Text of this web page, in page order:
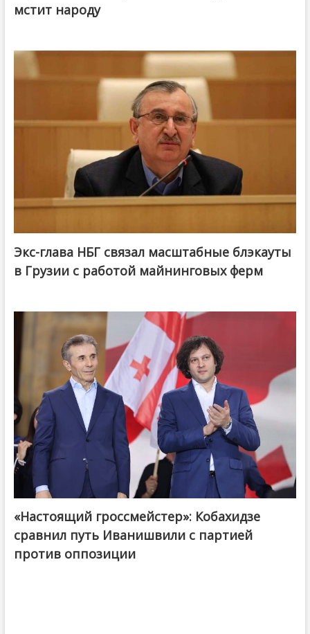
мстит народу
Экс-глава НБГ связал масштабные блэкауты
в Грузии с работой майнинговых ферм
@ქართული ოცნება / Georgian Dream
«Настоящий гроссмейстер»: Кобахидзе
сравнил путь Иванишвили с партией
против оппозиции